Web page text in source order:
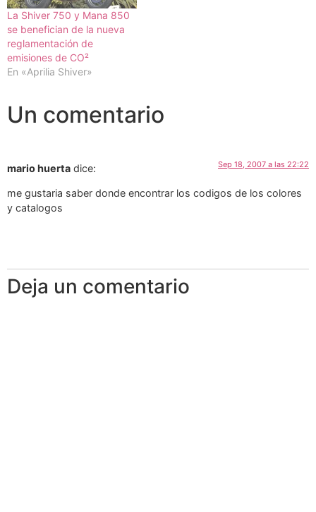
La Shiver 750 y Mana 850
se benefician de la nueva
reglamentación de
emisiones de CO²
En «Aprilia Shiver»
Un comentario
mario huerta dice: Sep 18, 2007 a las 22:22
me gustaria saber donde encontrar los codigos de los colores
y catalogos
Deja un comentario